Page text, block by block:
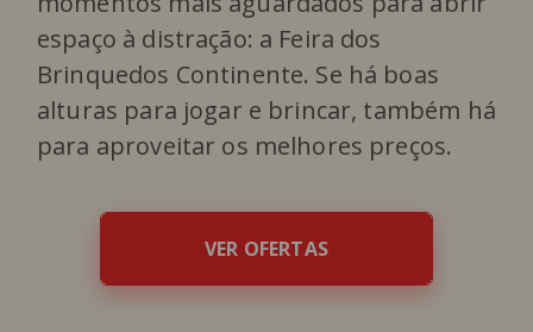
espaço à distração: a Feira dos
Brinquedos Continente. Se há boas
alturas para jogar e brincar, também há
para aproveitar os melhores preços.
VER OFERTAS